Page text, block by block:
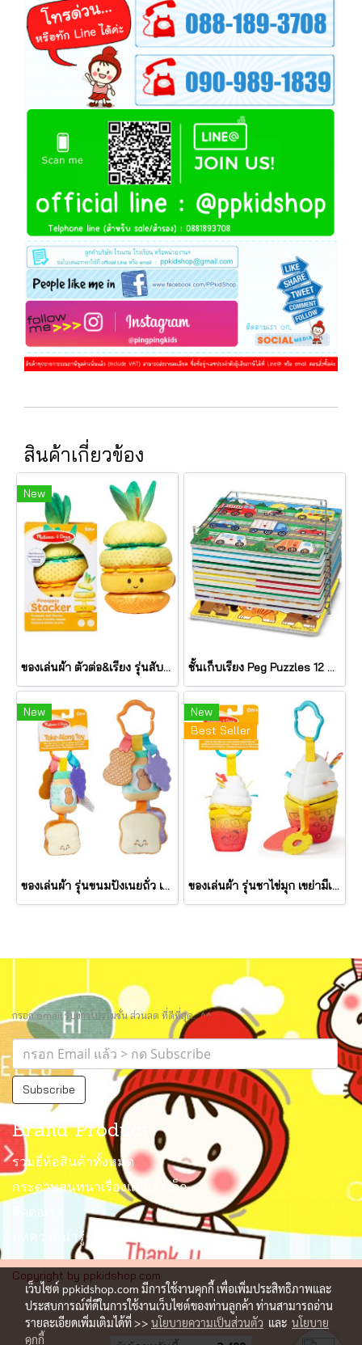
สินค้าเกี่ยวข้อง
New
ของเล่นผ้า ตัวต่อ&เรียง รุ่นสับปะรด เขย่ามีเสียง Pineapple Stacker รุ่น 30743 ยี่ห้อ Melissa & Doug ชั้นเก็บเรียง Peg Puzzles 12 แผ่น Wire Puzzle-Storage Rack รุ่น 1018 ยี่ห้อ Melissa & Doug (นำเข้า USA)
New
ของเล่นผ้า รุ่นขนมปังเนยถั่ว เขย่ามีเสียง PB&J Take Along Toy รุ่น 30742 ยี่ห้อ Melissa & Doug
New
Best Seller
ของเล่นผ้า รุ่นชาไข่มุก เขย่ามีเสียง Bubble Tea Take Along Toy รุ่น 30744 ยี่ห้อ Melissa & Doug
กรอก email รับข่าวโปรโมชั่น ส่วนลด ที่ดีที่สุด.. ^^
Subscribe
Brand Product
รวมยี่ห้อสินค้าทั้งหมด
กระดานสนทนาเรื่องแม่และเด็ก
ติดต่อเรา
บทความน่ารู้
Copyright by ppkidshop.com
เว็บไซต์ ppkidshop.com มีการใช้งานคุกกี้ เพื่อเพิ่มประสิทธิภาพและ
ประสบการณ์ที่ดีในการใช้งานเว็บไซต์ของท่านลูกค้า ท่านสามารถอ่าน
รายละเอียดเพิ่มเติมได้ที่ >> นโยบายความเป็นส่วนตัว และ นโยบาย
คุกกี้